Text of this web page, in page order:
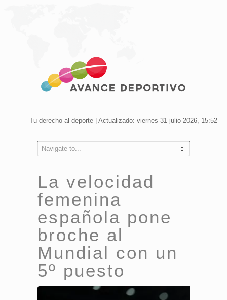
Tu derecho al deporte | Actualizado: viernes 31 julio 2026, 15:52
Navigate to...
La velocidad
femenina
española pone
broche al
Mundial con un
5º puesto